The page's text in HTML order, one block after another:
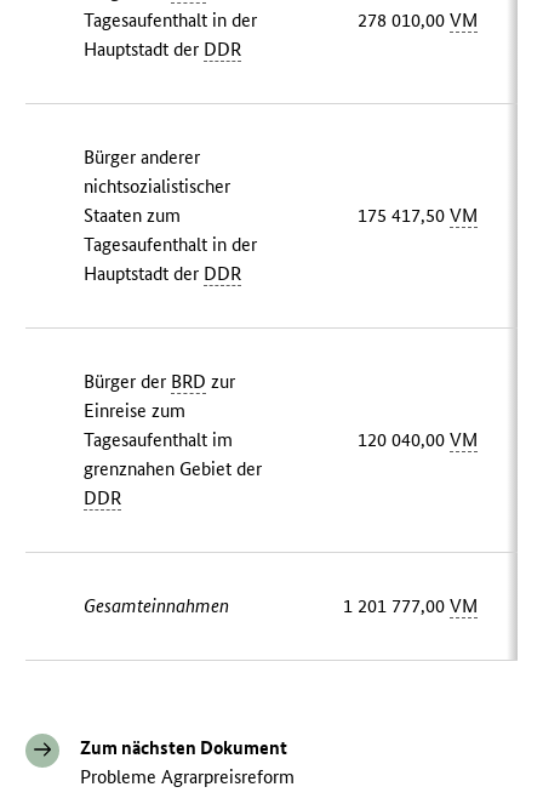
Tagesaufenthalt in der
Hauptstadt der DDR
278 010,00VM
Bürger anderer
nichtsozialistischer
Staaten zum
Tagesaufenthalt in der
Hauptstadt der DDR
175 417,50VM
Bürger der BRD zur
Einreise zum
Tagesaufenthalt im
grenznahen Gebiet der
DDR
120 040,00VM
Gesamteinnahmen 1 201 777,00VM
Zum nächsten Dokument
Probleme Agrarpreisreform